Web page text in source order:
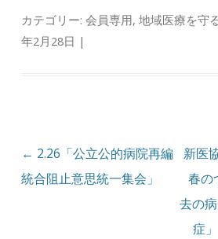
カテゴリー:会員専用,地域医療を守
年2月28日 |
投稿ナビゲーション
← 2.26「公立公的病院再編
統合阻止意思統一集会」
新医
春の
去の
症